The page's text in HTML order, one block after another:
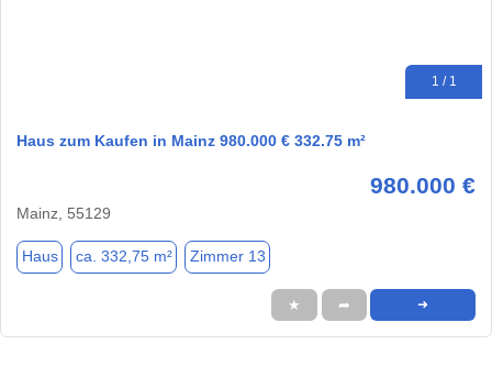
1 / 1
Haus zum Kaufen in Mainz 980.000 € 332.75 m²
980.000 €
Mainz, 55129
Haus ca. 332,75 m² Zimmer 13
★ ➦ ➜